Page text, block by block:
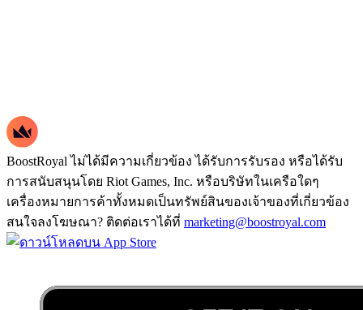
BoostRoyal ไม่ได้มีความเกี่ยวข้อง ได้รับการรับรอง หรือได้รับ
การสนับสนุนโดย Riot Games, Inc. หรือบริษัทในเครือใดๆ
เครื่องหมายการค้าทั้งหมดเป็นทรัพย์สินของเจ้าของที่เกี่ยวข้อง
สนใจลงโฆษณา? ติดต่อเราได้ที่ marketing@boostroyal.com